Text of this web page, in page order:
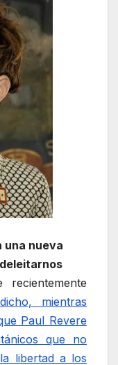
una nueva
mientras
Paul Revere
que no
libertad a los